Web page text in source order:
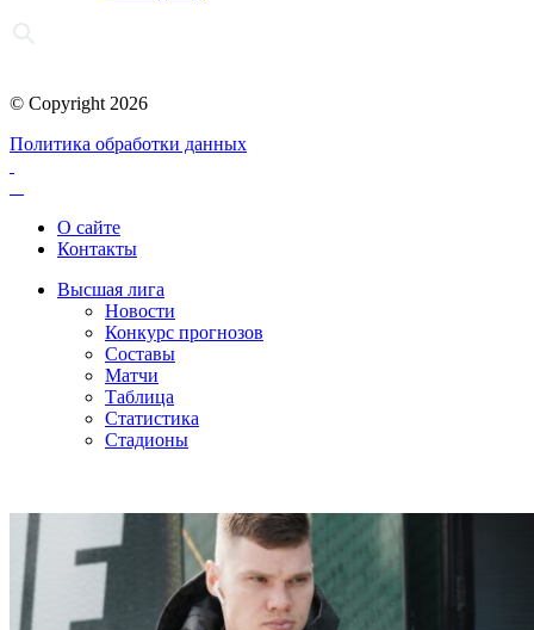
© Copyright 2026
Политика обработки данных
О сайте
Контакты
Высшая лига
Новости
Конкурс прогнозов
Составы
Матчи
Таблица
Статистика
Стадионы